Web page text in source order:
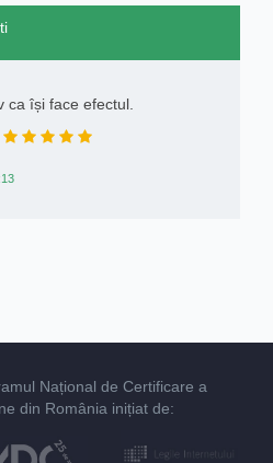
ca își face efectul.
Național de Certificare a
din România inițiat de: